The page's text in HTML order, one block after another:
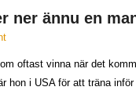
ner ännu en
oftast vinna när det
hon i USA för att träna